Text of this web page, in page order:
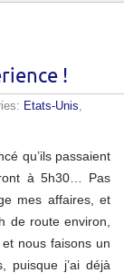
!
Etats-Unis
qu’ils passaient
à 5h30… Pas
mes affaires, et
de route environ,
nous faisons un
puisque j’ai déjà